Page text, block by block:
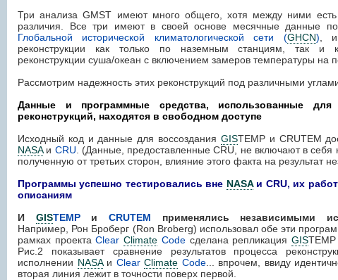
Три анализа GMST имеют много общего, хотя между ними
различия. Все три имеют в своей основе месячные данные
Глобальной исторической климатологической сети (GHCN) ,
реконструкции как только по наземным станциям, так и
реконструкции суша/океан с включением замеров температуры на
Рассмотрим надежность этих реконструкций под различными
Данные и программные средства, использованные для
реконструкций, находятся в свободном доступе
Исходный код и данные для воссоздания GISTEMP и CRUTEM
NASAи CRU . (Данные, предоставленные CRU, не включают в себя
полученную от третьих сторон, влияние этого факта на результат
Программы успешно тестировались вне NASAи CRU, их
описаниям
И GISTEMPиCRUTEM применялись независимыми
Например, Рон Броберг (Ron Broberg) использовал обе эти
рамках проектаClearClimate Codeсделана репликация GIS
Рис.2 показывает сравнение результатов процесса
исполнении NASAи ClearClimate Code... впрочем, ввиду
вторая линия лежит в точности поверх первой.